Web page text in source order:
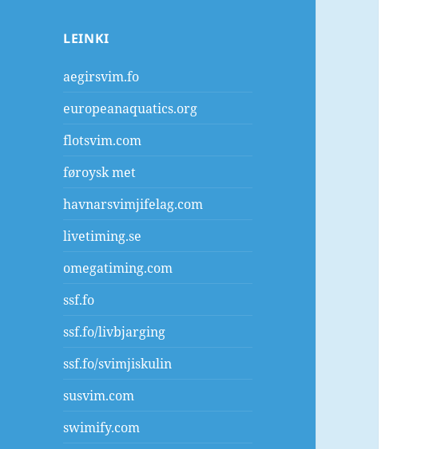
LEINKI
aegirsvim.fo
europeanaquatics.org
flotsvim.com
føroysk met
havnarsvimjifelag.com
livetiming.se
omegatiming.com
ssf.fo
ssf.fo/livbjarging
ssf.fo/svimjiskulin
susvim.com
swimify.com